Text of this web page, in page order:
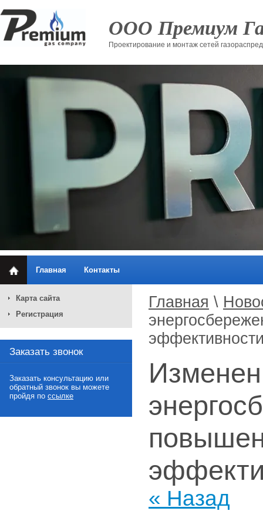
ООО Премиум
Проектирование и монтаж сетей
Главная Контакты
Карта сайта
Регистрация
Заказать звонок
Заказать консультацию или
обратный звонок вы можете
пройдя по ссылке
Главная \
« Назад